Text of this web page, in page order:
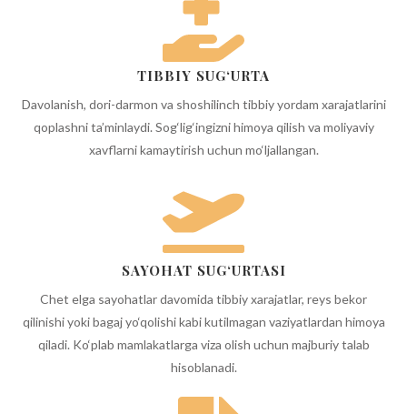
TIBBIY SUG‘URTA
Davolanish, dori-darmon va shoshilinch tibbiy yordam xarajatlarini
qoplashni ta’minlaydi. Sog‘lig‘ingizni himoya qilish va moliyaviy
xavflarni kamaytirish uchun mo‘ljallangan.
SAYOHAT SUG‘URTASI
Chet elga sayohatlar davomida tibbiy xarajatlar, reys bekor
qilinishi yoki bagaj yo‘qolishi kabi kutilmagan vaziyatlardan himoya
qiladi. Ko‘plab mamlakatlarga viza olish uchun majburiy talab
hisoblanadi.